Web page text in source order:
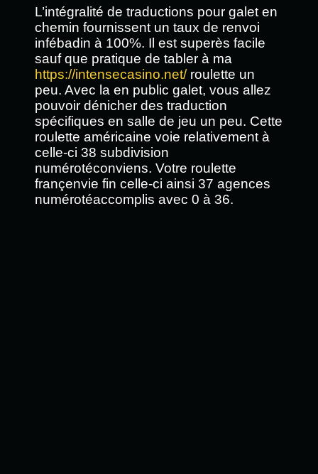
L’intégralité de traductions pour galet en
chemin fournissent un taux de renvoi
infébadin à 100%. Il est superès facile
sauf que pratique de tabler à ma
https://intensecasino.net/roulette un
peu. Avec la en public galet, vous allez
pouvoir dénicher des traduction
spécifiques en salle de jeu un peu. Cette
roulette américaine voie relativement à
celle-ci 38 subdivision
numérotéconviens. Votre roulette
françenvie fin celle-ci ainsi 37 agences
numérotéaccomplis avec 0 à 36.